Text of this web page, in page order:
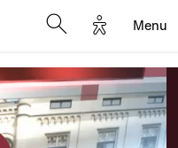
Options
Menu